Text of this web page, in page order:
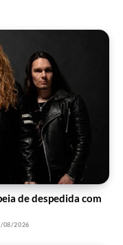
de despedida com
08/2026